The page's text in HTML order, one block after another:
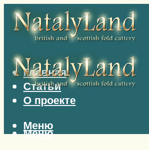
Главная
Статьи
О проекте
Меню
Меню